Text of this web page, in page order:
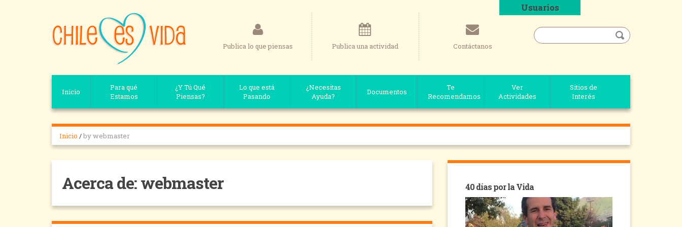
Publica lo que piensas Publica una actividad Contáctanos
Inicio
Para qué
Estamos
¿Y Tú Qué
Piensas?
Lo que está
Pasando
¿Necesitas
Ayuda?
Documentos
Te
Recomendamos
Ver
Actividades
Sitios de
Interés
Inicio /by webmaster
Acerca de: webmaster 40 días por la Vida
Usuarios